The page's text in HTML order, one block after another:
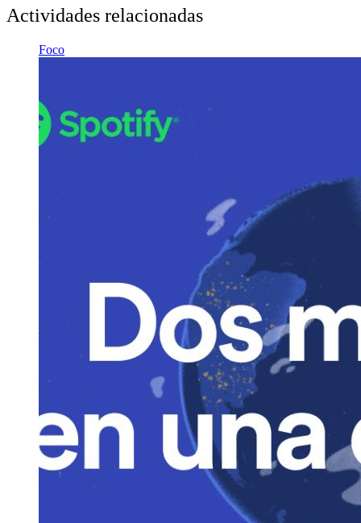
Actividades relacionadas
Foco